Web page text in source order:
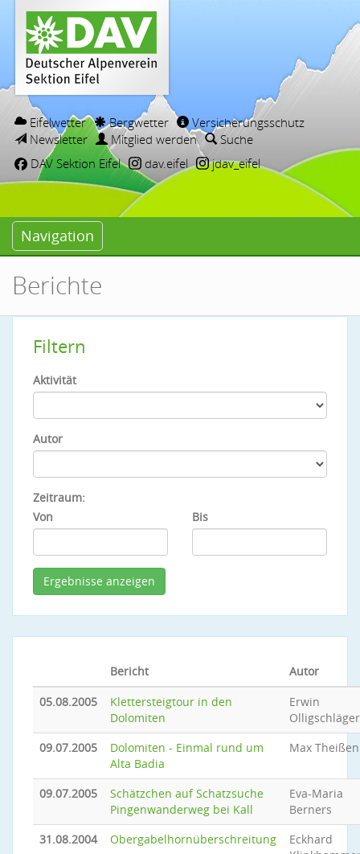
Eifelwetter Bergwetter
Versicherungsschutz
Newsletter
Mitglied werden
Suche
DAV Sektion Eifel
dav.eifel jdav_eifel
Navigation
Berichte
Filtern
Aktivität
Autor
Zeitraum:
Von
Bis
Bericht
Autor
05.08.2005
Klettersteigtour in den
Dolomiten
Erwin
Olligschläger
09.07.2005
Dolomiten - Einmal rund um
Alta Badia
Max Theißen
09.07.2005
Schätzchen auf Schatzsuche
Pingenwanderweg bei Kall
Eva-Maria
Berners
31.08.2004
Obergabelhornüberschreitung
Eckhard